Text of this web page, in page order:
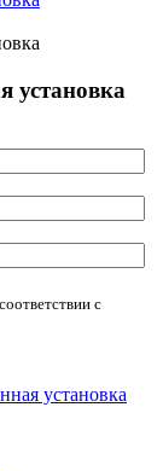
установка
с
установка